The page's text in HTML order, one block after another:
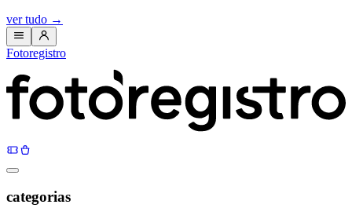
ver tudo →
Fotoregistro
categorias